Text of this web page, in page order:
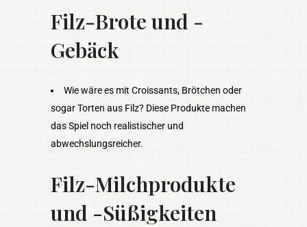
Filz-Brote und -
Gebäck
Wie wäre es mit Croissants, Brötchen oder
sogar Torten aus Filz? Diese Produkte machen
das Spiel noch realistischer und
abwechslungsreicher.
Filz-Milchprodukte
und -Süßigkeiten